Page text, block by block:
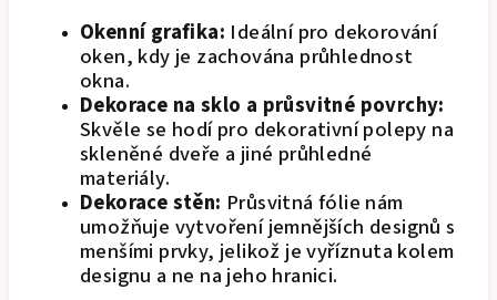
Okenní grafika: Ideální pro dekorování
oken, kdy je zachována průhlednost
okna.
Dekorace na sklo a průsvitné povrchy:
Skvěle se hodí pro dekorativní polepy na
skleněné dveře a jiné průhledné
materiály.
Dekorace stěn: Průsvitná fólie nám
umožňuje vytvoření jemnějších designů s
menšími prvky, jelikož je vyříznuta kolem
designu a ne na jeho hranici.